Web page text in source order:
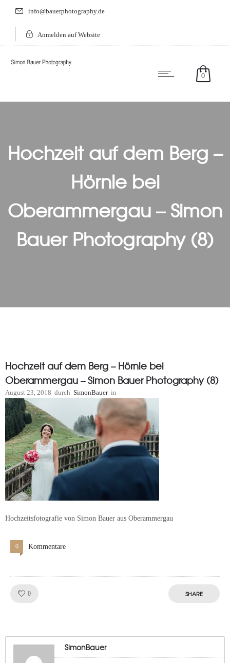
info@bauerphotography.de
Anmelden auf Website
0
Hochzeit auf dem Berg –
Hörnle bei
Oberammergau – Simon
Bauer Photography (8)
Hochzeit auf dem Berg – Hörnle bei
Oberammergau – Simon Bauer Photography (8)
August 23, 2018 durch SimonBauer in
Hochzeitsfotografie von Simon Bauer aus Oberammergau
0 Kommentare
0 SHARE
SimonBauer